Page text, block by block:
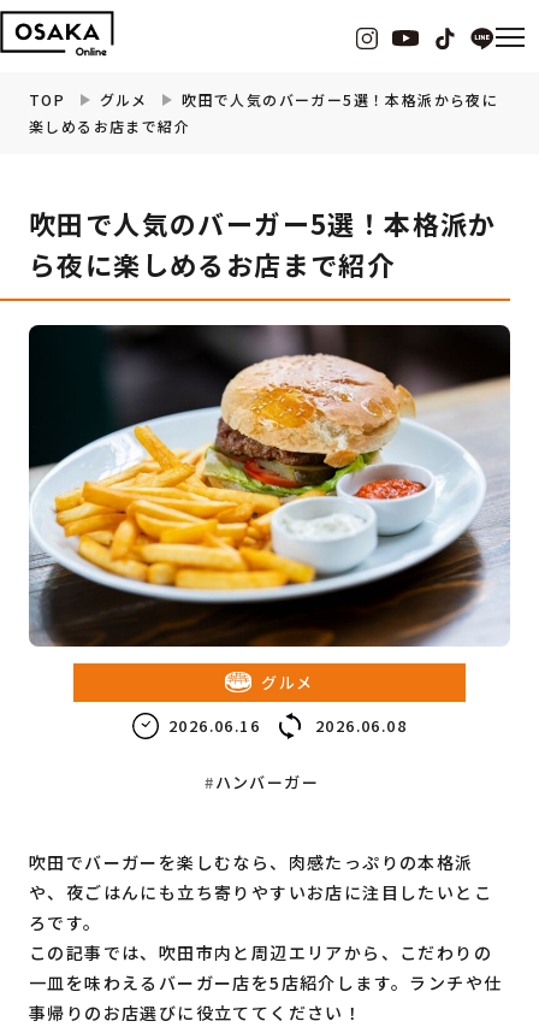
観光・お出かけ
イベント
ビューティー
フィットネス
暮らし
教育・子育て
ビジネス
TOP グルメ
吹田で人気のバーガー5選！本格派から夜に
楽しめるお店まで紹介
吹田で人気のバーガー5選！本格派か
ら夜に楽しめるお店まで紹介
グルメ
2026.06.16
2026.06.08
ハンバーガー
吹田でバーガーを楽しむなら、肉感たっぷりの本格派
や、夜ごはんにも立ち寄りやすいお店に注目したいとこ
ろです。
この記事では、吹田市内と周辺エリアから、こだわりの
一皿を味わえるバーガー店を5店紹介します。ランチや仕
事帰りのお店選びに役立ててください！